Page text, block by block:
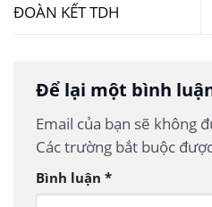
ĐOÀN KẾT TDH
Để lại một bình
Email của bạn sẽ không
Các trường bắt buộc
Bình luận *